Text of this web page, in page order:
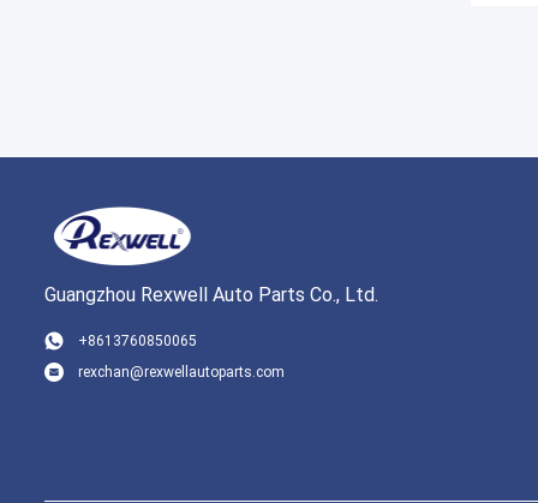
Guangzhou Rexwell Auto Parts Co., Ltd.
+8613760850065
rexchan@rexwellautoparts.com